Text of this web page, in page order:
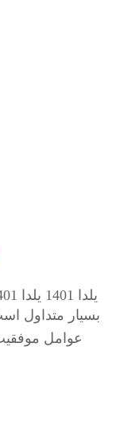
بسیار متداول
عوامل